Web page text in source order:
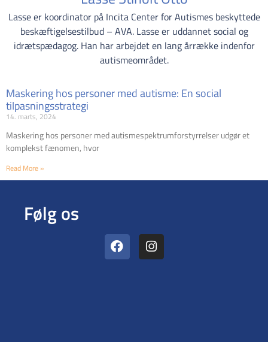
Lasse er koordinator på Incita Center for Autismes beskyttede
beskæftigelsestilbud – AVA. Lasse er uddannet social og
idrætspædagog. Han har arbejdet en lang årrække indenfor
autismeområdet.
Maskering hos personer med autisme: En social
tilpasningsstrategi
14. marts, 2024
Maskering hos personer med autismespektrumforstyrrelser udgør et
komplekst fænomen, hvor
Read More »
Følg os